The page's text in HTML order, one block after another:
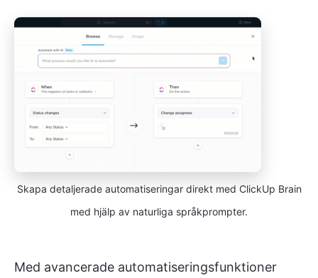
Skapa detaljerade automatiseringar direkt med ClickUp Brain
med hjälp av naturliga språkprompter.
Med avancerade automatiseringsfunktioner